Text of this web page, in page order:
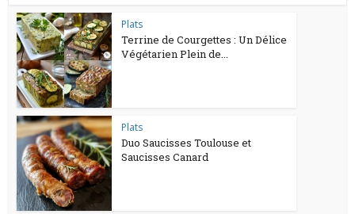
Plats
Terrine de Courgettes : Un Délice
Végétarien Plein de...
Plats
Duo Saucisses Toulouse et
Saucisses Canard